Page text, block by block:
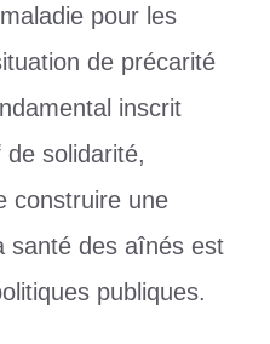
pour les
de précarité
inscrit
solidarité,
construire une
santé des aînés est
publiques.